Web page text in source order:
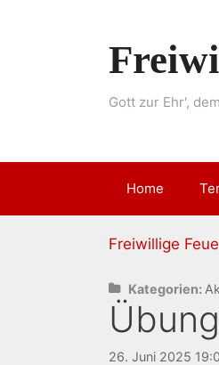
Gott zur Ehr',
Home
Freiwillige
Kategorien:
26. Juni 2025